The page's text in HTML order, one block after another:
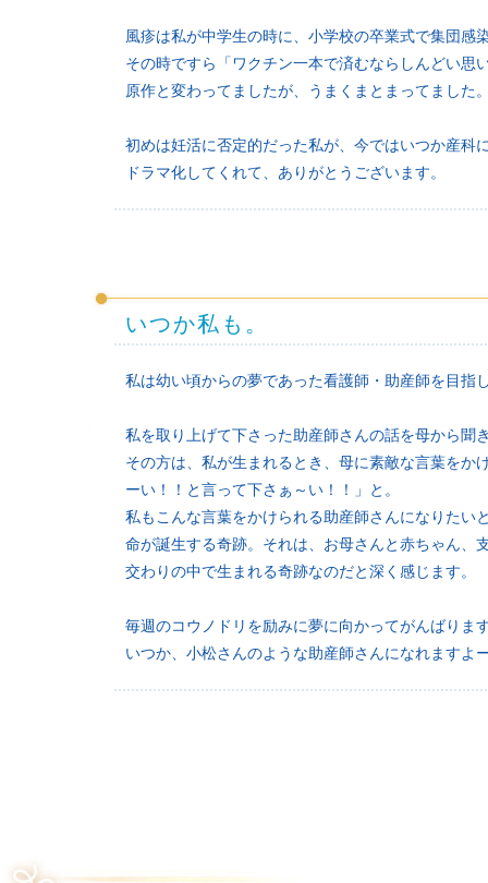
風疹は私が中学生の時に、小学校の卒業式で集団
その時ですら「ワクチン一本で済むならしんどい思
原作と変わってましたが、うまくまとまってました
初めは妊活に否定的だった私が、今ではいつか産科
ドラマ化してくれて、ありがとうございます。
いつか私も。
私は幼い頃からの夢であった看護師・助産師を目指
私を取り上げて下さった助産師さんの話を母から聞
その方は、私が生まれるとき、母に素敵な言葉をか
ーい！！と言って下さぁ～い！！」と。
私もこんな言葉をかけられる助産師さんになりたい
命が誕生する奇跡。それは、お母さんと赤ちゃん
交わりの中で生まれる奇跡なのだと深く感じます。
毎週のコウノドリを励みに夢に向かってがんばりま
いつか、小松さんのような助産師さんになれますよ